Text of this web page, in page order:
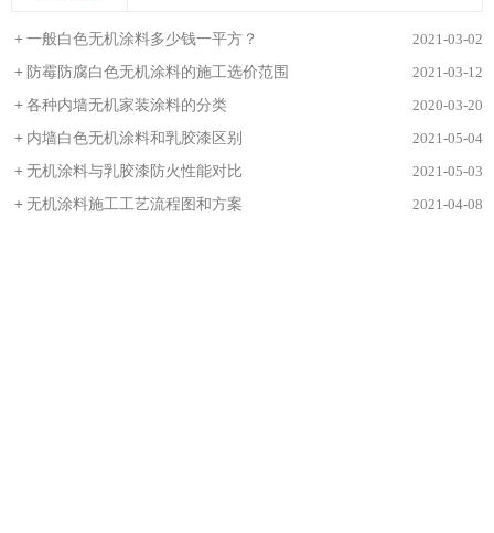
+ 一般白色无机涂料多少钱一平方？
2021-03-02
+ 防霉防腐白色无机涂料的施工选价范围
2021-03-12
+ 各种内墙无机家装涂料的分类
2020-03-20
+ 内墙白色无机涂料和乳胶漆区别
2021-05-04
+ 无机涂料与乳胶漆防火性能对比
2021-05-03
+ 无机涂料施工工艺流程图和方案 2021-04-08